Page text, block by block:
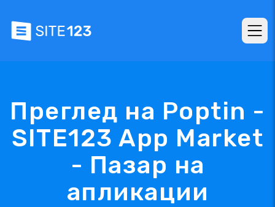
Преглед на Poptin -
SITE123 App Market
- Пазар на
апликации